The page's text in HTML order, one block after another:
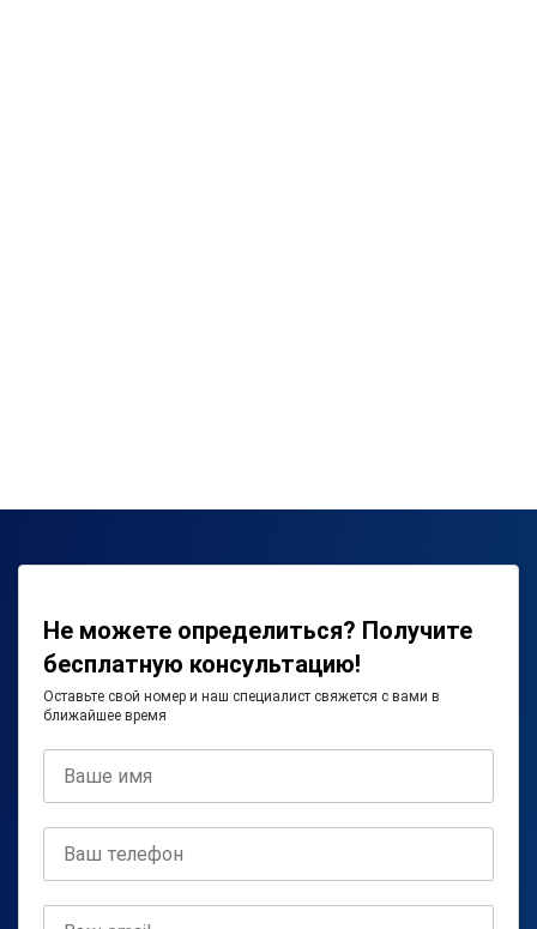
Не можете определиться? Получите
бесплатную консультацию!
Оставьте свой номер и наш специалист свяжется с вами в
ближайшее время